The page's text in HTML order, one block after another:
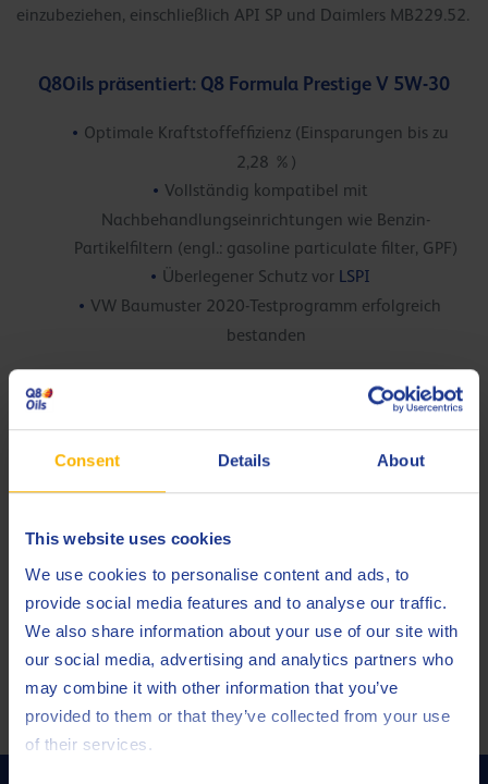
Consent Details About
This website uses cookies
We use cookies to personalise content and ads, to
provide social media features and to analyse our traffic.
We also share information about your use of our site with
our social media, advertising and analytics partners who
may combine it with other information that you’ve
provided to them or that they’ve collected from your use
of their services.
einzubeziehen, einschließlich API SP und Daimlers MB229.52.
Q8Oils präsentiert: Q8 Formula Prestige V 5W-30
Optimale Kraftstoffeffizienz (Einsparungen bis zu
2,28 %)
Vollständig kompatibel mit
Nachbehandlungseinrichtungen wie Benzin-
Partikelfiltern (engl.: gasoline particulate filter, GPF)
Überlegener Schutz vor LSPI
VW Baumuster 2020-Testprogramm erfolgreich
bestanden
Q8 Formula Prestige V 5W-30
Ultrahochleistungs-PKW-Motorenöl mit niedrigem
sulfataschegehalt (LOW SAPS), ACEA C3, API SP und VW 504.00